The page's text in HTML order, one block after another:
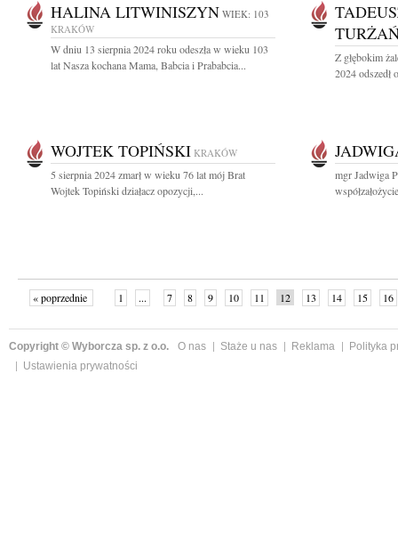
HALINA LITWINISZYN WIEK: 103
KRAKÓW
W dniu 13 sierpnia 2024 roku odeszła w wieku 103
lat Nasza kochana Mama, Babcia i Prababcia...
Z głębokim
2024 odszedł
WOJTEK TOPIŃSKI KRAKÓW
5 sierpnia 2024 zmarł w wieku 76 lat mój Brat
Wojtek Topiński działacz opozycji,...
mgr Jadwiga
« poprzednie 1 ... 7 8 9 10 11 12 13 14 15 16
Copyright © Wyborcza sp. z o.o. O nas Staże u nas Reklama
Polityka
Ustawienia prywatności